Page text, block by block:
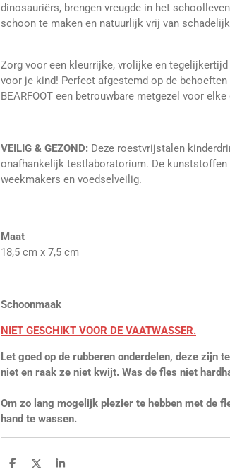
dinosauriërs, brengen vreugde in het
schoon te maken en natuurlijk vrij van
Zorg voor een kleurrijke, vrolijke en
voor je kind! Perfect afgestemd op de behoeften
BEARFOOT een betrouwbare metgezel voor elke
VEILIG & GEZOND: Deze roestvrijstalen
onafhankelijk testlaboratorium. De kunststoffen
weekmakers en voedselveilig.
Maat
18,5 cm x 7,5 cm
Schoonmaak
NIET GESCHIKT VOOR DE VAATWASSER.
Let goed op de rubberen onderdelen, deze zijn
niet en raak ze niet kwijt. Was de fles niet
Om zo lang mogelijk plezier te hebben met de
hand te wassen.
D
D
S